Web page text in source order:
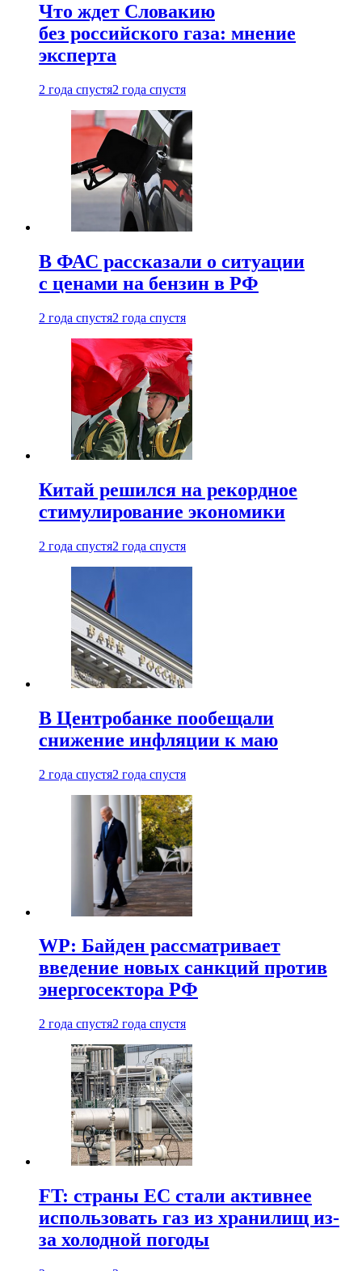
Что ждет Словакию
без российского газа: мнение
эксперта
2 года спустя2 года спустя
В ФАС рассказали о ситуации
с ценами на бензин в РФ
2 года спустя2 года спустя
Китай решился на рекордное
стимулирование экономики
2 года спустя2 года спустя
В Центробанке пообещали
снижение инфляции к маю
2 года спустя2 года спустя
WP: Байден рассматривает
введение новых санкций против
энергосектора РФ
2 года спустя2 года спустя
FT: страны ЕС стали активнее
использовать газ из хранилищ из-
за холодной погоды